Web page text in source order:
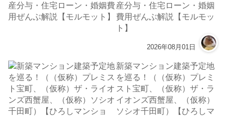
産分与・住宅ローン・婚姻
費用ぜんぶ解説【モルモッ
ト】
2026年08月01日
新築マンション建築予定地
を巡る！（（仮称）プレミ
スト宝町、（仮称）ザ・ラ
イオンズ西蟹屋、（仮称）
ソシオ千田町）【ひろしマ